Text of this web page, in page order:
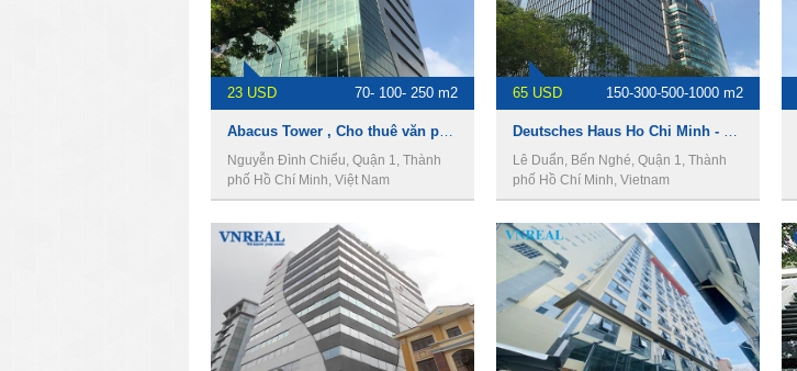
23 USD 70- 100- 250 m2
Nguyễn Đình Chiểu, Quận 1, Thành
phố Hồ Chí Minh, Việt Nam
65 USD 150-300-500-1000 m2
Lê Duẩn, Bến Nghé, Quận 1, Thành
phố Hồ Chí Minh, Vietnam